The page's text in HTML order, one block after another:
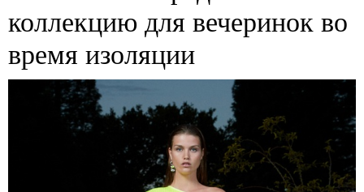
коллекцию для вечеринок во
время изоляции